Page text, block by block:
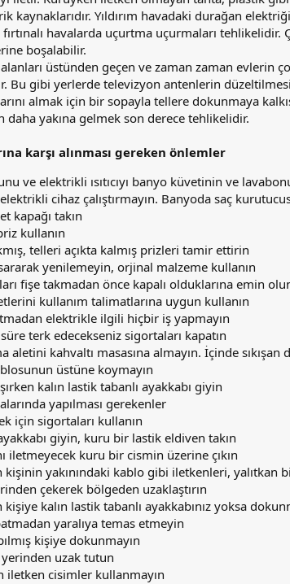
kaynaklarıdır. Yıldırım havadaki durağan
fırtınalı havalarda uçurtma uçurmaları
boşalabilir.
üstünden geçen ve zaman zaman evlerin
Bu gibi yerlerde televizyon antenlerin düzeltilmesi
almak için bir sopayla tellere dokunmaya
daha yakına gelmek son derece tehlikelidir.
karşı alınması gereken önlemler
ve elektrikli ısıtıcıyı banyo küvetinin ve
cihaz çalıştırmayın. Banyoda saç
kapağı takın
kullanın
telleri açıkta kalmış prizleri tamir ettirin
yenilemeyin, orjinal malzeme kullanın
fişe takmadan önce kapalı olduklarına emin
kullanım talimatlarına uygun kullanın
elektrikle ilgili hiçbir iş yapmayın
terk edecekseniz sigortaları kapatın
aletini kahvaltı masasına almayın. İçinde
üstüne koymayın
kalın lastik tabanlı ayakkabı giyin
yapılması gerekenler
için sigortaları kullanın
giyin, kuru bir lastik eldiven takın
iletmeyecek kuru bir cismin üzerine çıkın
kişinin yakınındaki kablo gibi iletkenleri, yalıtkan
çekerek bölgeden uzaklaştırın
kalın lastik tabanlı ayakkabınız yoksa
yaralıya temas etmeyin
kişiye dokunmayın
yerinden uzak tutun
iletken cisimler kullanmayın